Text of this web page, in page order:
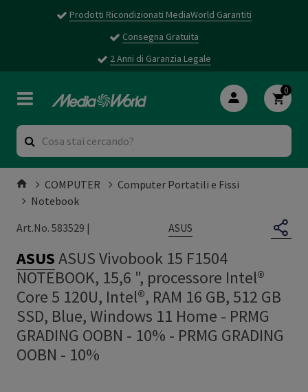
Prodotti Ricondizionati MediaWorld Garantiti
Consegna Gratuita
2 Anni di Garanzia Legale
0
COMPUTER
Computer Portatili e Fissi
Notebook
Art.No. 583529 |
ASUS
ASUSASUS Vivobook 15 F1504
NOTEBOOK, 15,6 ", processore Intel®
Core 5 120U, Intel®, RAM 16 GB, 512 GB
SSD, Blue, Windows 11 Home - PRMG
GRADING OOBN - 10% - PRMG GRADING
OOBN - 10%